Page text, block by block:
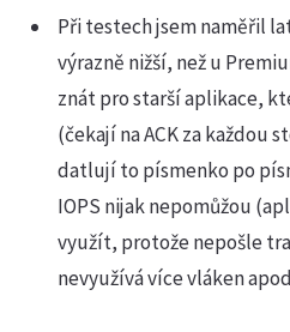
Při testech jsem naměřil
výrazně nižší, než u
znát pro starší aplikace,
(čekají na ACK za každou
datlují to písmenko po
IOPS nijak nepomůžou
využít, protože nepošle
nevyužívá více vláken